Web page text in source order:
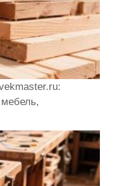
мебель,